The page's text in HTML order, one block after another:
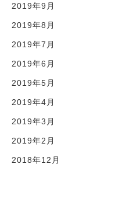
2019年9月
2019年8月
2019年7月
2019年6月
2019年5月
2019年4月
2019年3月
2019年2月
2018年12月